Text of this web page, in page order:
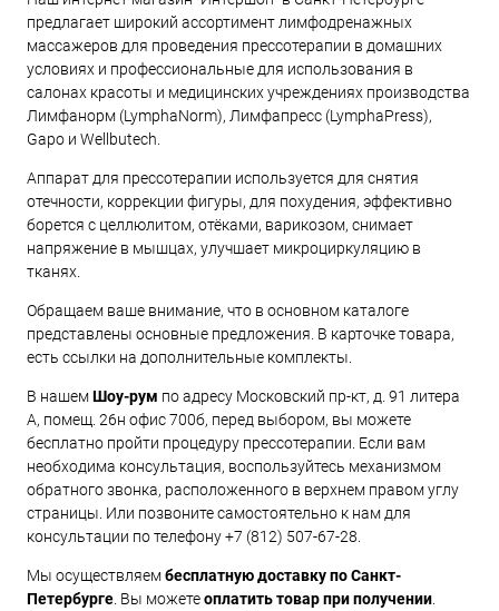
предлагает широкий ассортимент лимфодренажных
массажеров для проведения прессотерапии в домашних
условиях и профессиональные для использования в
салонах красоты и медицинских учреждениях производства
Лимфанорм (LymphaNorm), Лимфапресс (LymphaPress),
Gapo и Wellbutech.
Аппарат для прессотерапии используется для снятия
отечности, коррекции фигуры, для похудения, эффективно
борется с целлюлитом, отёками, варикозом, снимает
напряжение в мышцах, улучшает микроциркуляцию в
тканях.
Обращаем ваше внимание, что в основном каталоге
представлены основные предложения. В карточке товара,
есть ссылки на дополнительные комплекты.
В нашемШоу-рум по адресу Московский пр-кт, д. 91 литера
А, помещ. 26н офис 700б, перед выбором, вы можете
бесплатно пройти процедуру прессотерапии. Если вам
необходима консультация, воспользуйтесь механизмом
обратного звонка, расположенного в верхнем правом углу
страницы. Или позвоните самостоятельно к нам для
консультации по телефону +7 (812) 507-67-28.
Мы осуществляембесплатную доставку по Санкт-
Петербурге . Вы можетеоплатить товар при получении